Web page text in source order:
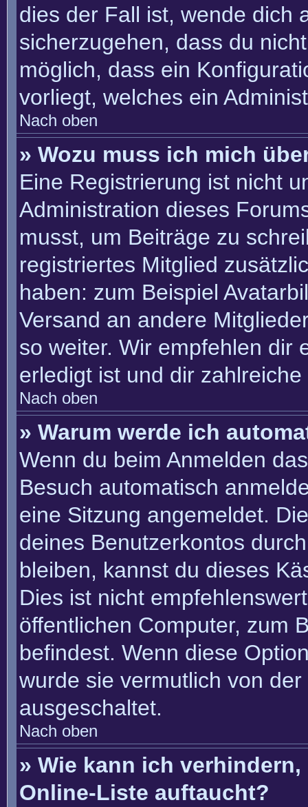
dies der Fall ist, wende dich
sicherzugehen, dass du
möglich, dass ein
vorliegt, welches ein
Nach oben
» Wozu muss ich mich
Eine Registrierung ist nicht
Administration dieses
musst, um Beiträge zu
registriertes Mitglied
haben: zum Beispiel
Versand an andere
so weiter. Wir empfehlen dir
erledigt ist und dir
Nach oben
» Warum werde ich
Wenn du beim Anmelden
Besuch automatisch
eine Sitzung angemeldet.
deines Benutzerkontos
bleiben, kannst du dieses
Dies ist nicht
öffentlichen Computer, zum
befindest. Wenn diese
wurde sie vermutlich von
ausgeschaltet.
Nach oben
» Wie kann ich
Online-Liste auftaucht?